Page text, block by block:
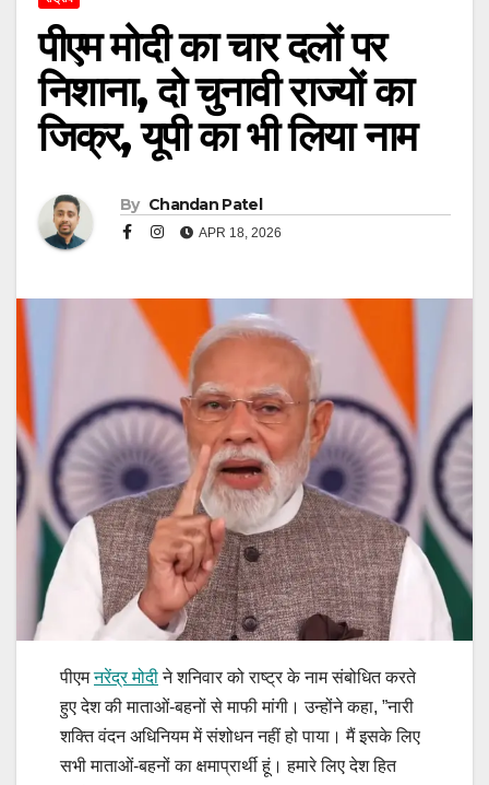
पीएम मोदी का चार दलों पर
निशाना, दो चुनावी राज्यों का
जिक्र, यूपी का भी लिया नाम
By Chandan Patel
APR 18, 2026
पीएमनरेंद्र मोदीने शनिवार को राष्ट्र के नाम संबोधित करते
हुए देश की माताओं-बहनों से माफी मांगी। उन्होंने कहा, ”नारी
शक्ति वंदन अधिनियम में संशोधन नहीं हो पाया। मैं इसके लिए
सभी माताओं-बहनों का क्षमाप्रार्थी हूं। हमारे लिए देश हित